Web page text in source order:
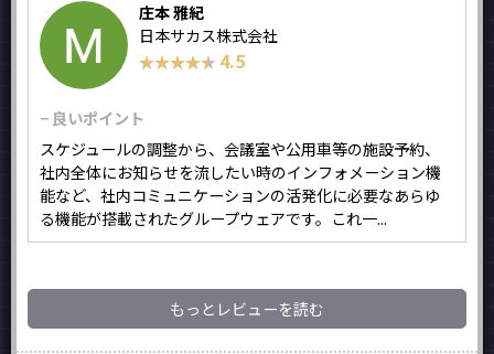
庄本 雅紀
日本サカス株式会社
★★★★★
★★★★★ 4.5
− 良いポイント
スケジュールの調整から、会議室や公用車等の施設予約、
社内全体にお知らせを流したい時のインフォメーション機
能など、社内コミュニケーションの活発化に必要なあらゆ
る機能が搭載されたグループウェアです。これ一...
もっとレビューを読む